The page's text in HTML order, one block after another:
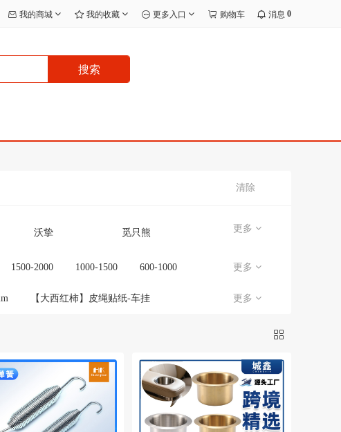
我的商城 我的收藏 更多入口 购物车 消息 0
搜索
清除
沃挚 觅只熊
宸效 无品牌/无注册商标
无 J.I.Y
langtu（鼠标） 银雕
否
翊町轩 苒菊
更多
1500-2000 1000-1500 600-1000 更多
【大西红柿】皮绳贴纸-车挂
定制咨询客服 拉丝蓝膜9448国产胶
普通大青苹果【皮绳贴纸款】
通小黄梨【小号】皮绳贴纸 来图定制
更多